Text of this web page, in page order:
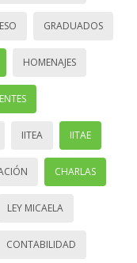
GRADUADOS
HOMENAJES
IITEA IITAE
CHARLAS
LEY MICAELA
CONTABILIDAD